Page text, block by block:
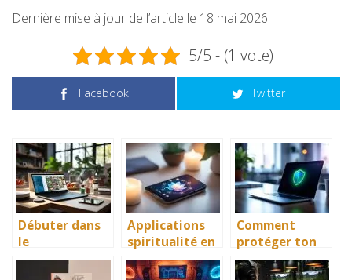
Dernière mise à jour de l’article le 18 mai 2026
5/5 - (1 vote)
Facebook Twitter
Débuter dans
le
développemen
Applications
spiritualité en
2026 :
comment
Comment
protéger ton
PC pendant 2
ans sans te